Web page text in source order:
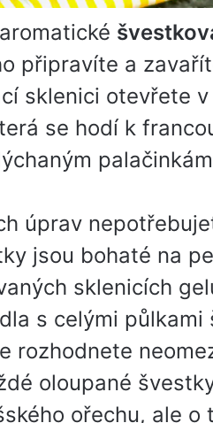
připravíte a
sklenici otevřete
se hodí k
úprav
jsou bohaté na
sklenicích
s celými půlkami
rozhodnete
oloupané
ořechu, ale o